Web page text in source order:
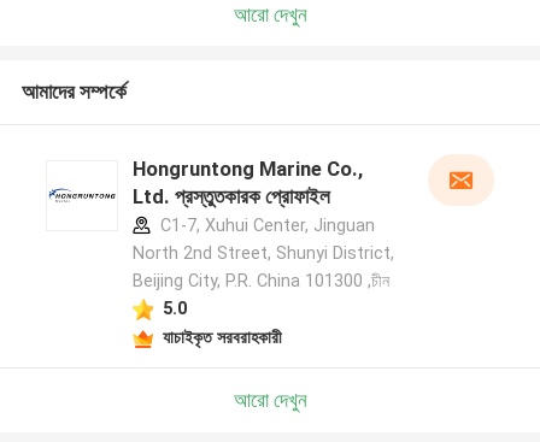
আরো দেখুন
আমাদের সম্পর্কে
Hongruntong Marine Co.,
Ltd. প্রস্তুতকারক প্রোফাইল
C1-7, Xuhui Center, Jinguan
North 2nd Street, Shunyi District,
Beijing City, P.R. China 101300 ,চীন
5.0
যাচাইকৃত সরবরাহকারী
আরো দেখুন